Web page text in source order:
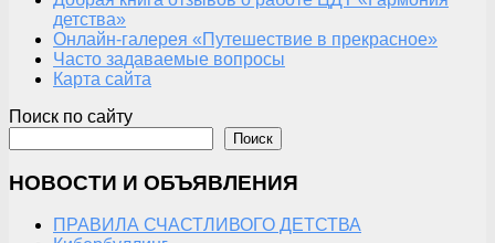
детства»
Онлайн-галерея «Путешествие в прекрасное»
Часто задаваемые вопросы
Карта сайта
Поиск по сайту
Поиск
НОВОСТИ И ОБЪЯВЛЕНИЯ
ПРАВИЛА СЧАСТЛИВОГО ДЕТСТВА